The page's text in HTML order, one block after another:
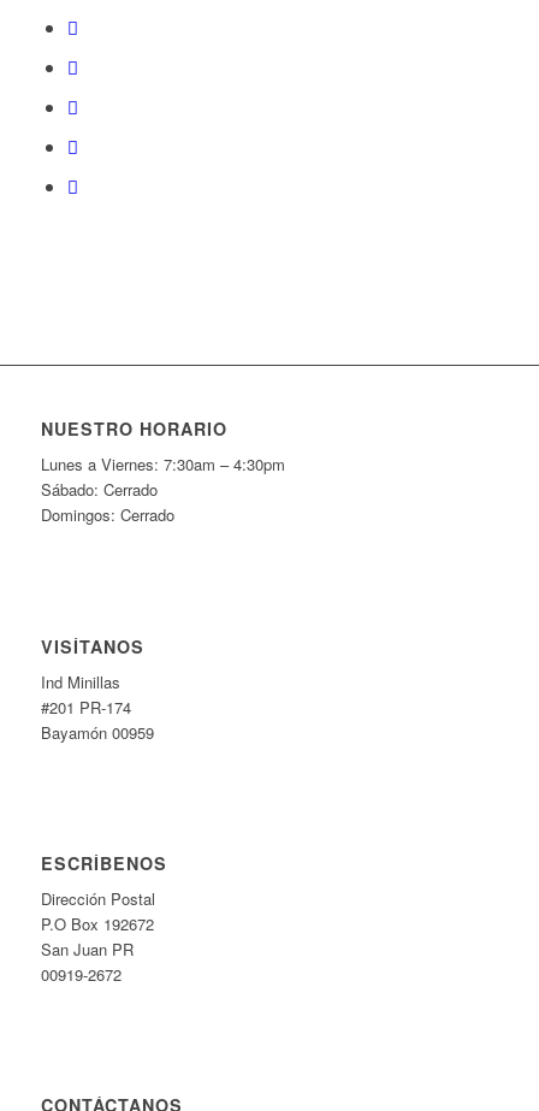
NUESTRO HORARIO
Lunes a Viernes: 7:30am – 4:30pm
Sábado: Cerrado
Domingos: Cerrado
VISÍTANOS
Ind Minillas
#201 PR-174
Bayamón 00959
ESCRÍBENOS
Dirección Postal
P.O Box 192672
San Juan PR
00919-2672
CONTÁCTANOS